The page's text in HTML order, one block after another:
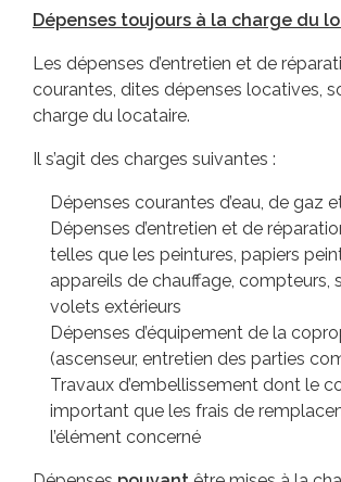
Dépenses toujours à la charge du
Les dépenses d’entretien et de
courantes, dites dépenses locatives,
charge du locataire.
Il s’agit des charges suivantes :
Dépenses courantes d’eau, de gaz
Dépenses d’entretien et de
telles que les peintures, papiers
appareils de chauffage, compteurs,
volets extérieurs
Dépenses d’équipement de la
(ascenseur, entretien des parties
Travaux d’embellissement dont le
important que les frais de
l’élément concerné